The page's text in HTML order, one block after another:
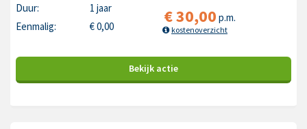
Duur:
1 jaar
Eenmalig:
€0,00 €30,00 p.m.
kostenoverzicht
Bekijk actie